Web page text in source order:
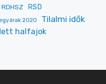
RDHSZ RSD
2020
Tilalmi idők
halfajok